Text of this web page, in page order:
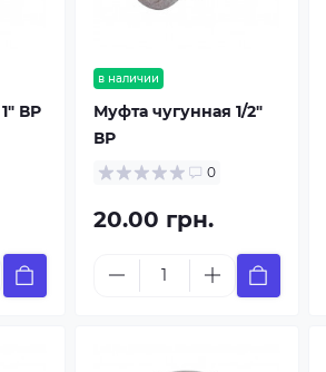
ВР
в наличии
Муфта чугунная 1/2"
ВР
0
20.00 грн.